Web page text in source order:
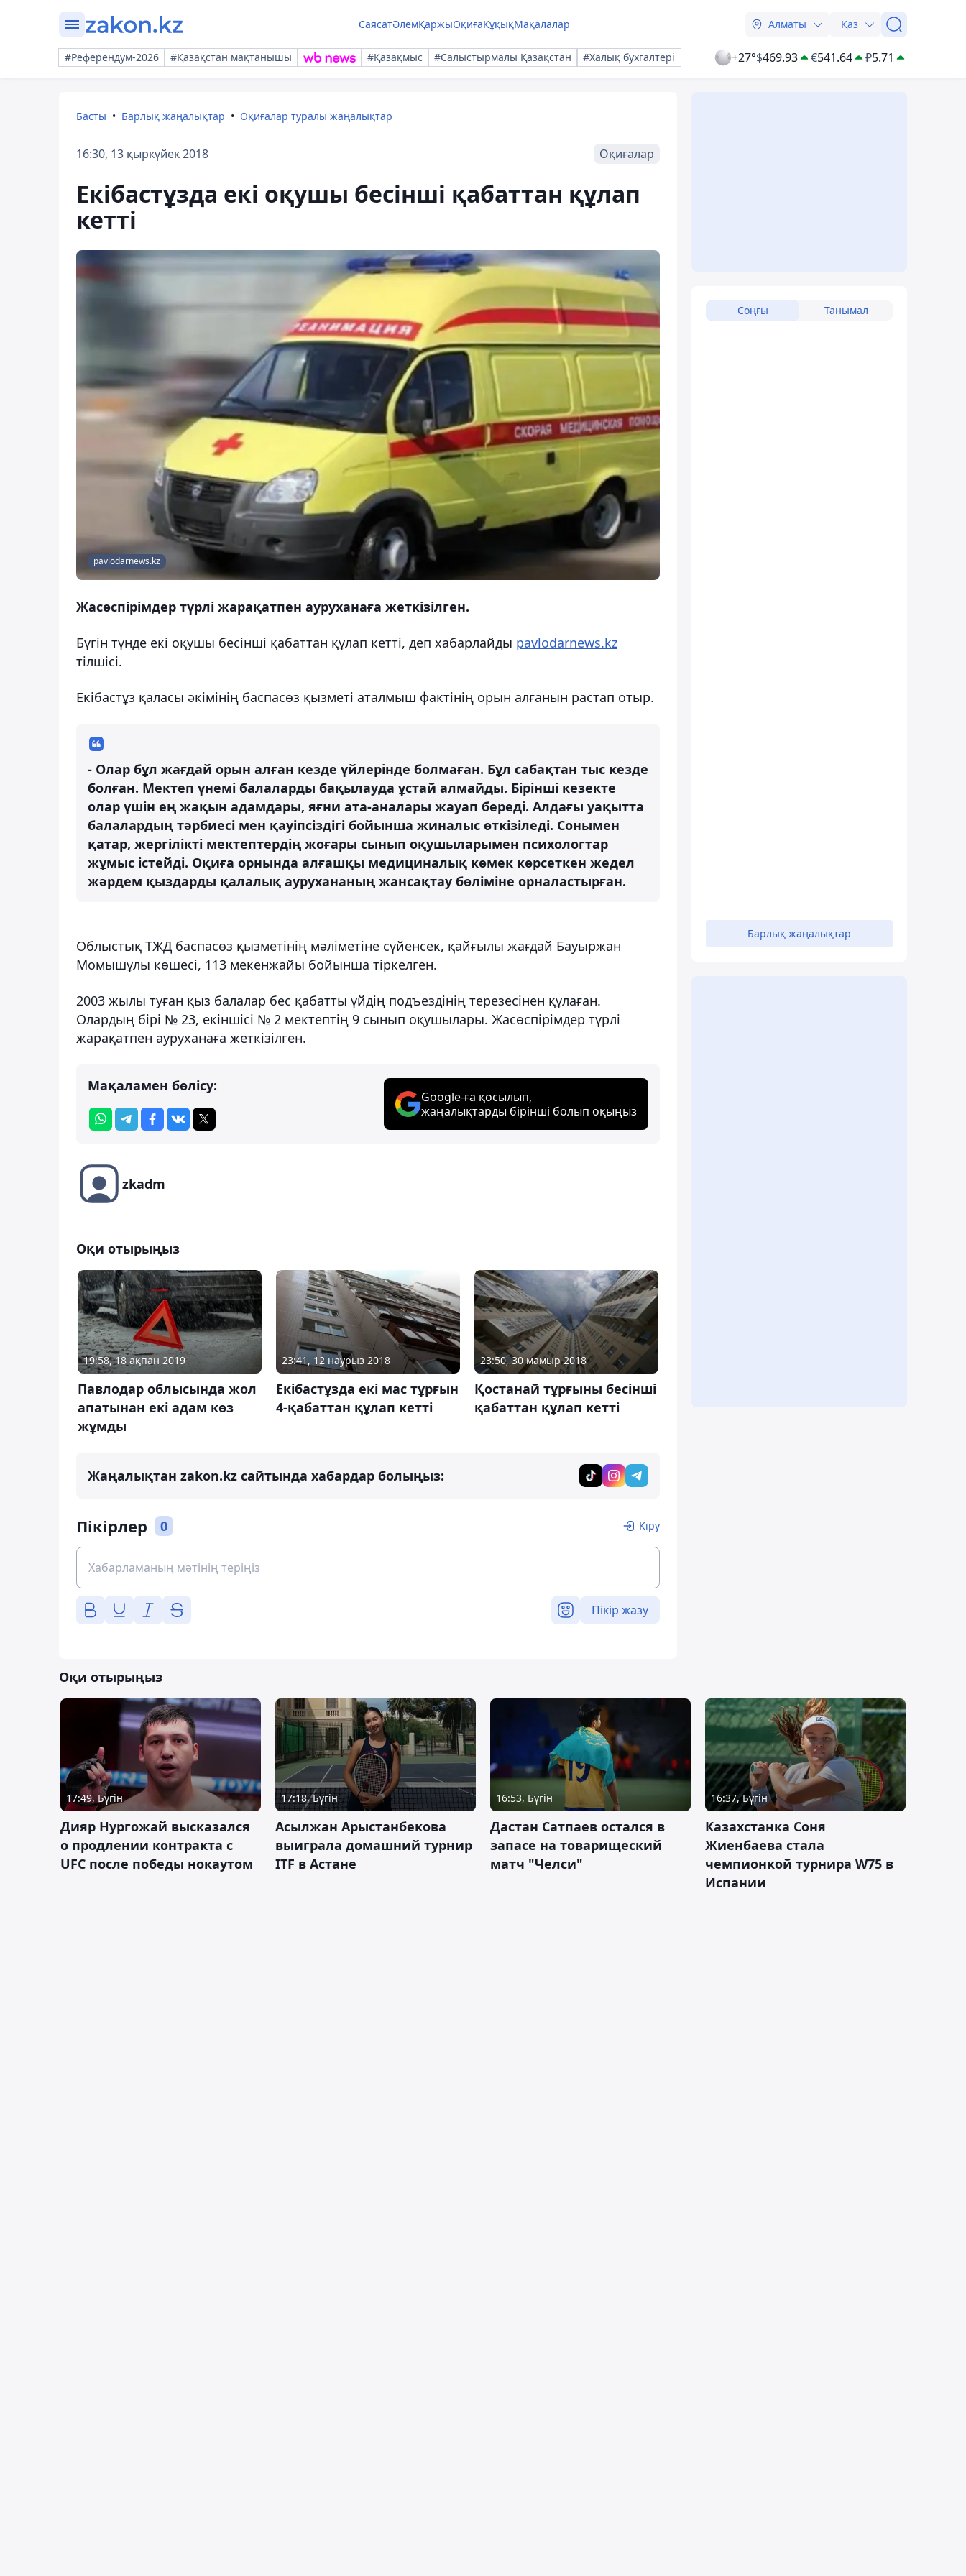
СаясатӘлемҚаржыОқиғаҚұқықМақалалар Алматы Қаз
#Референдум-2026 #Қазақстан мақтанышы #Қазақмыс #Салыстырмалы Қазақстан #Халық бухгалтері +27°$469.93 €541.64 ₽5.71
Басты Барлық жаңалықтар Оқиғалар туралы жаңалықтар
16:30, 13 қыркүйек 2018 Оқиғалар
Екібастұзда екі оқушы бесінші қабаттан құлап
кетті
pavlodarnews.kz
Жасөспірімдер түрлі жарақатпен ауруханаға жеткізілген.
Бүгін түнде екі оқушы бесінші қабаттан құлап кетті, деп хабарлайды pavlodarnews.kz
тілшісі.
Екібастұз қаласы әкімінің баспасөз қызметі аталмыш фактінің орын алғанын растап отыр.
- Олар бұл жағдай орын алған кезде үйлерінде болмаған. Бұл сабақтан тыс кезде
болған. Мектеп үнемі балаларды бақылауда ұстай алмайды. Бірінші кезекте
олар үшін ең жақын адамдары, яғни ата-аналары жауап береді. Алдағы уақытта
балалардың тәрбиесі мен қауіпсіздігі бойынша жиналыс өткізіледі. Сонымен
қатар, жергілікті мектептердің жоғары сынып оқушыларымен психологтар
жұмыс істейді. Оқиға орнында алғашқы медициналық көмек көрсеткен жедел
жәрдем қыздарды қалалық аурухананың жансақтау бөліміне орналастырған.
Облыстық ТЖД баспасөз қызметінің мәліметіне сүйенсек, қайғылы жағдай Бауыржан
Момышұлы көшесі, 113 мекенжайы бойынша тіркелген.
2003 жылы туған қыз балалар бес қабатты үйдің подъездінің терезесінен құлаған.
Олардың бірі № 23, екіншісі № 2 мектептің 9 сынып оқушылары. Жасөспірімдер түрлі
жарақатпен ауруханаға жеткізілген.
Мақаламен бөлісу:
Google-ға қосылып,
жаңалықтарды бірінші болып оқыңыз
zkadm
Оқи отырыңыз
19:58, 18 ақпан 2019
Павлодар облысында жол
апатынан екі адам көз
жұмды
23:41, 12 наурыз 2018
Екібастұзда екі мас тұрғын
4-қабаттан құлап кетті
23:50, 30 мамыр 2018
Қостанай тұрғыны бесінші
қабаттан құлап кетті
Жаңалықтан zakon.kz сайтында хабардар болыңыз:
Пікірлер 0 Кіру
Пікір жазу
Соңғы Танымал
Барлық жаңалықтар
Оқи отырыңыз
17:49, Бүгін
Дияр Нургожай высказался
о продлении контракта с
UFC после победы нокаутом
17:18, Бүгін
Асылжан Арыстанбекова
выиграла домашний турнир
ITF в Астане
16:53, Бүгін
Дастан Сатпаев остался в
запасе на товарищеский
матч "Челси"
16:37, Бүгін
Казахстанка Соня
Жиенбаева стала
чемпионкой турнира W75 в
Испании